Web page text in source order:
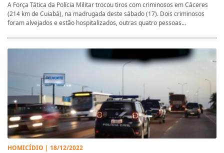
A Força Tática da Polícia Militar trocou tiros com criminosos em Cáceres
(214 km de Cuiabá), na madrugada deste sábado (17). Dois criminosos
foram alvejados e estão hospitalizados, outras quatro pessoas...
HOMICÍDIO | 18/12/2022